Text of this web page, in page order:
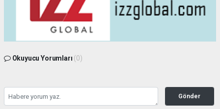
Okuyucu Yorumları (0)
Gönder